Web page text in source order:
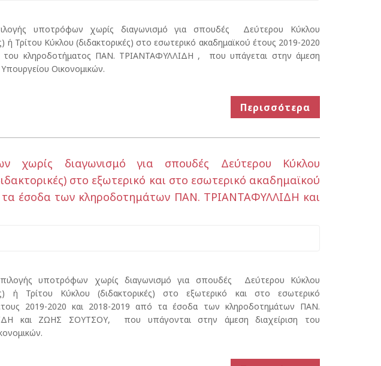
υποτρόφων χωρίς διαγωνισμό για σπουδές Δεύτερου Κύκλου
ή Τρίτου Κύκλου (διδακτορικές) στο εσωτερικό ακαδημαϊκού έτους 2019-2020
κληροδοτήματος ΠΑΝ. ΤΡΙΑΝΤΑΦΥΛΛΙΔΗ , που υπάγεται στην άμεση
Υπουργείου Οικονομικών.
Περισσότερα
χωρίς διαγωνισμό για σπουδές Δεύτερου Κύκλου
στο εξωτερικό και στο εσωτερικό ακαδημαϊκού
τα έσοδα των κληροδοτημάτων ΠΑΝ. ΤΡΙΑΝΤΑΦΥΛΛΙΔΗ και
υποτρόφων χωρίς διαγωνισμό για σπουδές Δεύτερου Κύκλου
ή Τρίτου Κύκλου (διδακτορικές) στο εξωτερικό και στο εσωτερικό
2019-2020 και 2018-2019 από τα έσοδα των κληροδοτημάτων ΠΑΝ.
και ΖΩΗΣ ΣΟΥΤΣΟΥ, που υπάγονται στην άμεση διαχείριση του